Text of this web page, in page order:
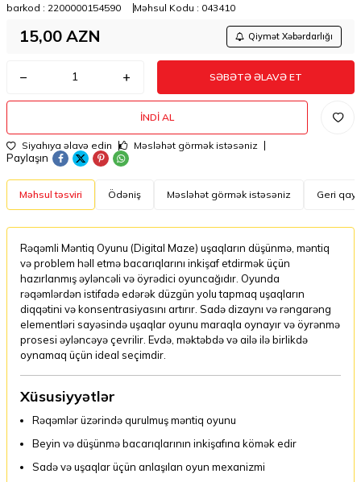
barkod : 2200000154590 Məhsul Kodu : 043410
15,00 AZN Qiymət Xəbərdarlığı
SƏBƏTƏ ƏLAVƏ ET
İNDI AL
Siyahıya əlavə edin Məsləhət görmək istəsəniz
Paylaşın
Məhsul təsviri Ödəniş Məsləhət görmək istəsəniz Geri
Rəqəmli Məntiq Oyunu (Digital Maze) uşaqların düşünmə, məntiq
və problem həll etmə bacarıqlarını inkişaf etdirmək üçün
hazırlanmış əyləncəli və öyrədici oyuncağıdır. Oyunda
rəqəmlərdən istifadə edərək düzgün yolu tapmaq uşaqların
diqqətini və konsentrasiyasını artırır. Sadə dizaynı və rəngarəng
elementləri sayəsində uşaqlar oyunu maraqla oynayır və öyrənmə
prosesi əyləncəyə çevrilir. Evdə, məktəbdə və ailə ilə birlikdə
oynamaq üçün ideal seçimdir.
Xüsusiyyətlər
Rəqəmlər üzərində qurulmuş məntiq oyunu
Beyin və düşünmə bacarıqlarının inkişafına kömək edir
Sadə və uşaqlar üçün anlaşılan oyun mexanizmi